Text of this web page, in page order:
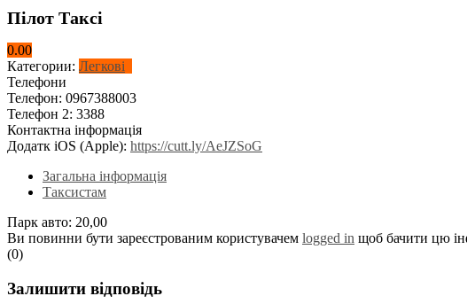
Пілот Таксі
0.00
Категории: Легкові
Телефони
Телефон: 0967388003
Телефон 2: 3388
Контактна інформація
Додатк iOS (Apple): https://cutt.ly/AeJZSoG
Загальна інформація
Таксистам
Парк авто: 20,00
Ви повинни бути зареєстрованим користувачем logged in щоб бачити цю
(0)
Залишити відповідь